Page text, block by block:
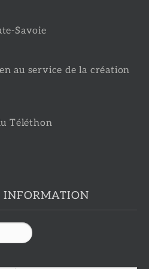
Savoie
au service de la création
Téléthon
INFORMATION